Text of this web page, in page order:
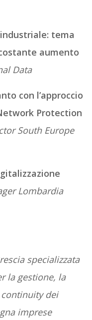
tema
aumento
Data
con l’approccio
Protection
South Europe
Lombardia
specializzata
la gestione, la
dei
imprese